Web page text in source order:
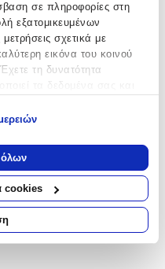
σε πληροφορίες στη
εξατομικευμένων
σχετικά με
εικόνα του κοινού
τη δυνατότητα
σχετικά με τη γεωγραφική
να είναι ακριβείς σε
σας σαρώνοντας ενεργά
(δακτυλικό αποτύπωμα)
τρόπο επεξεργασίας των
τις προτιμήσεις σας
να αλλάξετε ή να
cookies
Όταν